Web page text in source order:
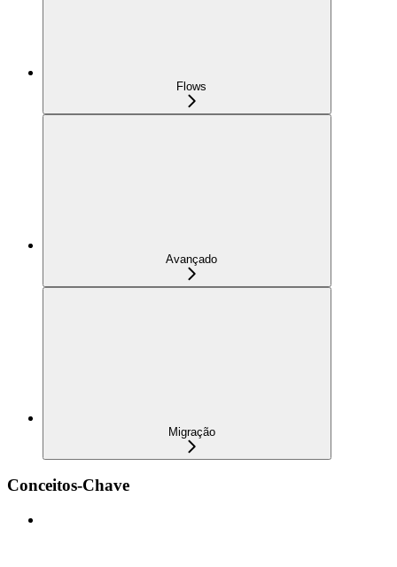
Flows
Avançado
Migração
Conceitos-Chave